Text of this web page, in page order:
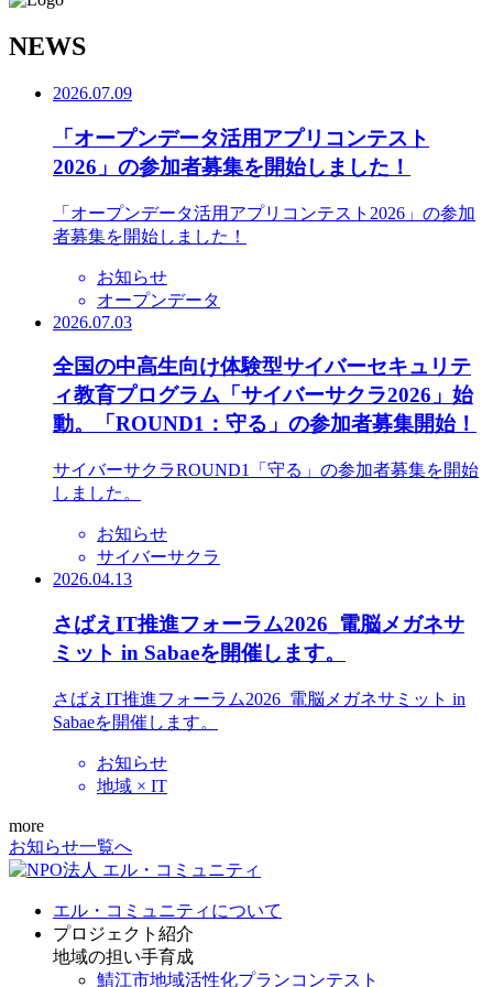
NEWS
2026.07.09
「オープンデータ活用アプリコンテスト
2026」の参加者募集を開始しました！
「オープンデータ活用アプリコンテスト2026」の参加
者募集を開始しました！
お知らせ
オープンデータ
2026.07.03
全国の中高生向け体験型サイバーセキュリテ
ィ教育プログラム「サイバーサクラ2026」始
動。「ROUND1：守る」の参加者募集開始！
サイバーサクラROUND1「守る」の参加者募集を開始
しました。
お知らせ
サイバーサクラ
2026.04.13
さばえIT推進フォーラム2026_電脳メガネサ
ミット in Sabaeを開催します。
さばえIT推進フォーラム2026_電脳メガネサミット in
Sabaeを開催します。
お知らせ
地域 × IT
more
お知らせ一覧へ
エル・コミュニティについて
プロジェクト紹介
地域の担い手育成
鯖江市地域活性化プランコンテスト